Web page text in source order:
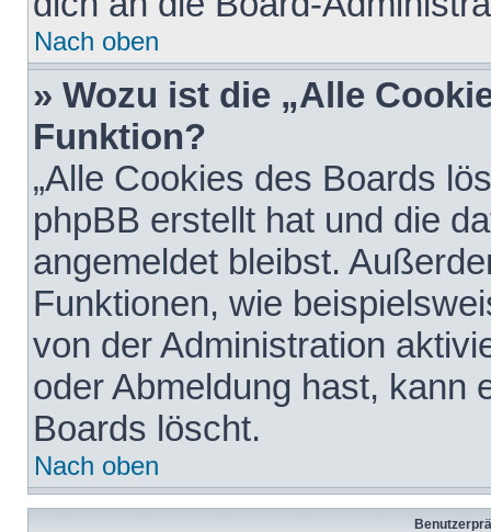
Nach oben
» Wozu ist die „Alle
Funktion?
„Alle Cookies des Boards
phpBB erstellt hat und die
angemeldet bleibst.
Funktionen, wie
von der Administration
oder Abmeldung hast, kann
Boards löscht.
Nach oben